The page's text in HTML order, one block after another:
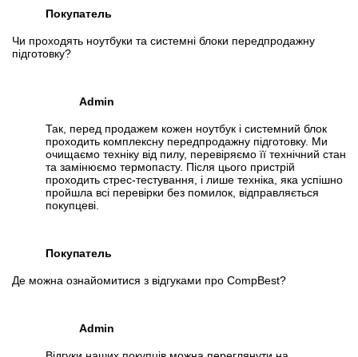
Покупатель
Чи проходять ноутбуки та системні блоки передпродажну
підготовку?
Admin
Так, перед продажем кожен ноутбук і системний блок
проходить комплексну передпродажну підготовку. Ми
очищаємо техніку від пилу, перевіряємо її технічний стан
та замінюємо термопасту. Після цього пристрій
проходить стрес-тестування, і лише техніка, яка успішно
пройшла всі перевірки без помилок, відправляється
покупцеві.
Покупатель
Де можна ознайомитися з відгуками про CompBest?
Admin